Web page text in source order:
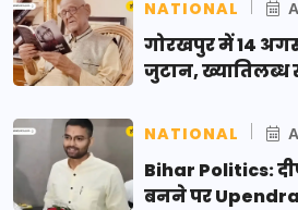
NATIONAL
गोरखपुर में 14
जुटान, ख्यातिलब्ध
NATIONAL
Bihar Politics:
बनने पर